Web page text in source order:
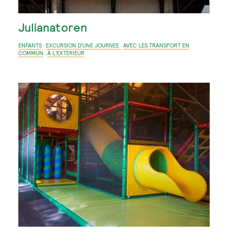
Julianatoren
ENFANTS EXCURSION D'UNE JOURNEE AVEC LES TRANSPORT EN
COMMUN
À L'EXTERIEUR